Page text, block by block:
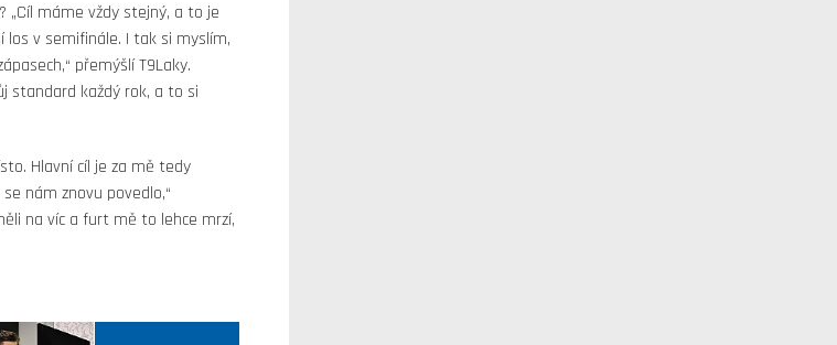
„Cíl máme vždy stejný, a to je
v semifinále. I tak si myslím,
přemýšlí T9Laky.
standard každý rok, a to si
Hlavní cíl je za mě tedy
nám znovu povedlo,“
na víc a furt mě to lehce mrzí,